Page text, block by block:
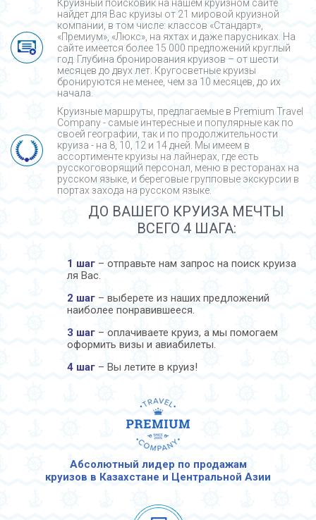
Круизный поисковик на нашем круизном сайте
найдет для Вас круизы от 21 мировой круизной
компании, в том числе: классов «Стандарт»,
«Премиум», «Люкс», на яхтах и даже парусниках. На
сайте имеется более 15 000 предложений круглый
год. Глубина бронирования круизов – от шести
месяцев до двух лет. Кругосветные круизы
бронируются не менее, чем за 10 месяцев, до их
начала.
Круизные маршруты, предлагаемые в Premium Travel
Company - cамые интересные и популярные как по
своей географии, так и по продолжительности
круиза - на 8, 10, 12 и 14 дней. Мы имеем в
ассортименте круизы на лайнерах, где есть
русскоговорящий персонал, меню в ресторанах на
русском языке, и береговые групповые экскурсии в
портах захода на русском языке.
ДО ВАШЕГО КРУИЗА МЕЧТЫ
ВСЕГО 4 ШАГА:
1 шаг – отправьте нам запрос на поиск круиза
ля Вас.
2 шаг – выберете из наших предложений
наиболее понравившееся.
3 шаг – оплачиваете круиз, а мы помогаем
оформить визы и авиабилеты.
4 шаг – Вы летите в круиз!
Абсолютный лидер по продажам
круизов в Казахстане и Центральной Азии